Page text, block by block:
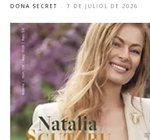
DONA SECRET - 7 DE JULIOL DE 2026